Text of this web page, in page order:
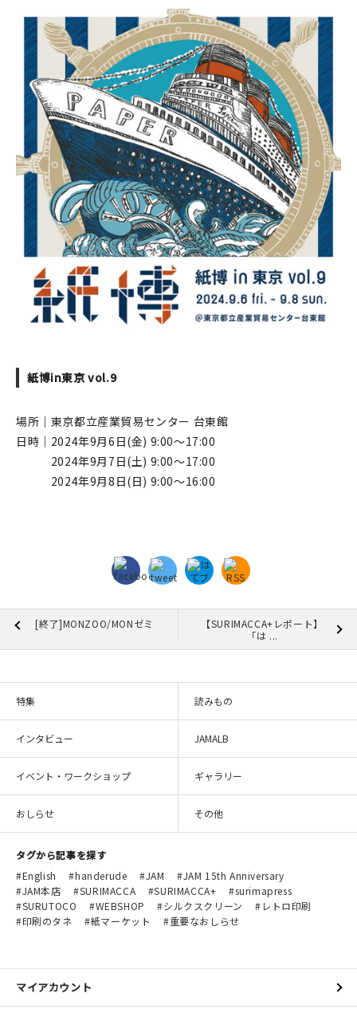
紙博in東京 vol.9
場所｜東京都立産業貿易センター 台東館
日時｜2024年9月6日(金) 9:00〜17:00
2024年9月7日(土) 9:00〜17:00
2024年9月8日(日) 9:00〜16:00
[終了]MONZOO/MONゼミ
【SURIMACCA+レポート】
「は ...
特集 読みもの
インタビュー JAMALB
イベント・ワークショップ ギャラリー
おしらせ その他
タグから記事を探す
English
handerude JAM
JAM 15th Anniversary
JAM本店
SURIMACCA SURIMACCA+
surimapress
SURUTOCO
WEBSHOP シルクスクリーン
レトロ印刷
印刷のタネ
紙マーケット 重要なおしらせ
マイアカウント